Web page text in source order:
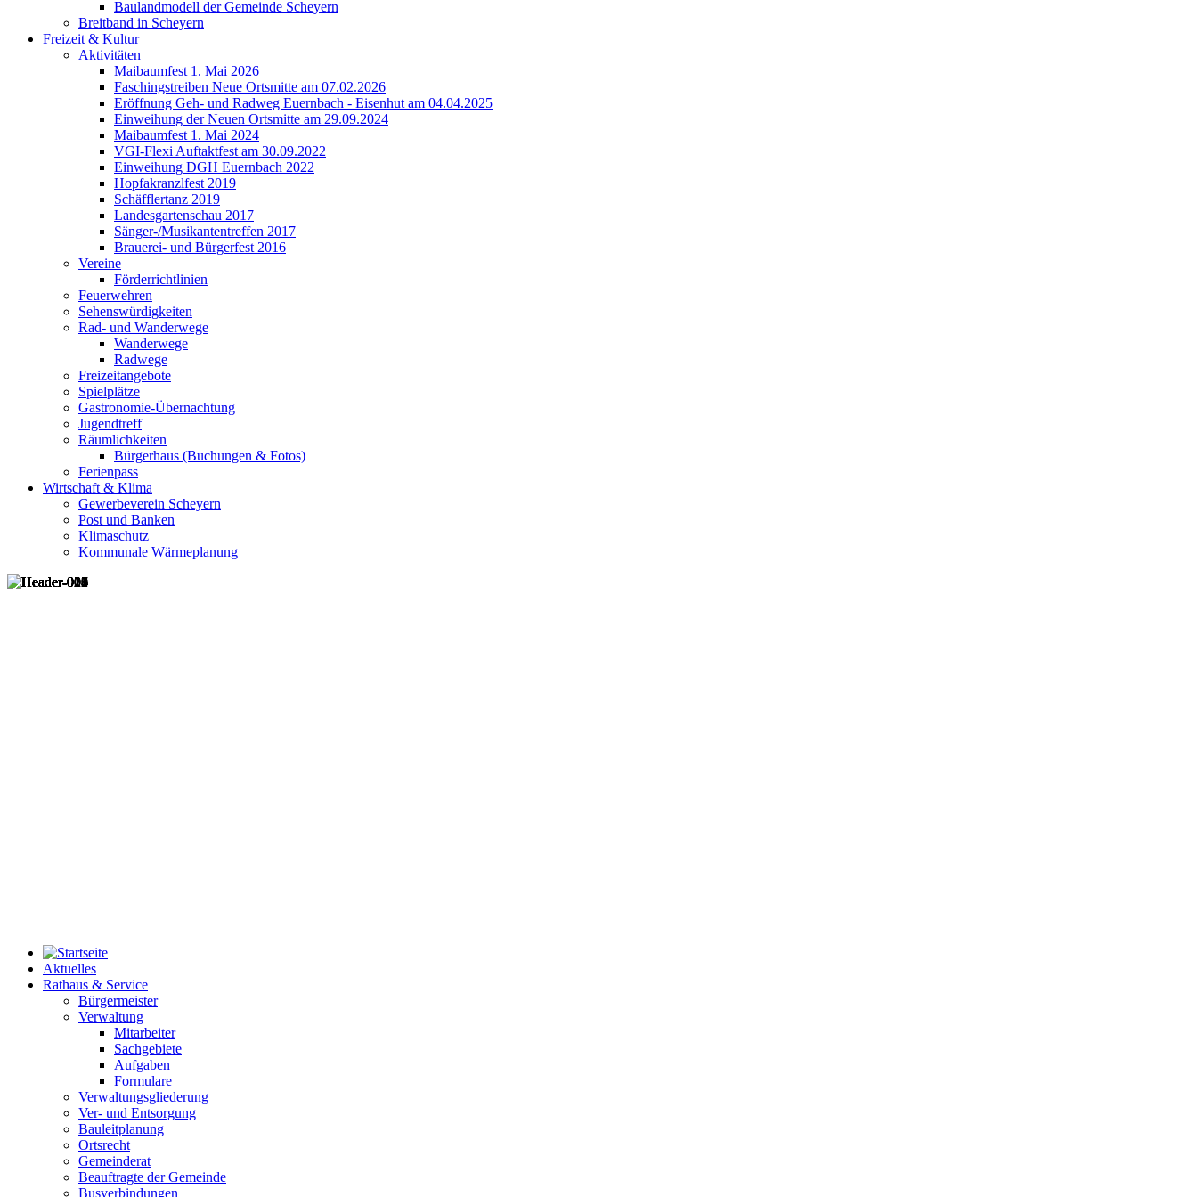
Baulandmodell der Gemeinde Scheyern
Breitband in Scheyern
Freizeit & Kultur
Aktivitäten
Maibaumfest 1. Mai 2026
Faschingstreiben Neue Ortsmitte am 07.02.2026
Eröffnung Geh- und Radweg Euernbach - Eisenhut am 04.04.2025
Einweihung der Neuen Ortsmitte am 29.09.2024
Maibaumfest 1. Mai 2024
VGI-Flexi Auftaktfest am 30.09.2022
Einweihung DGH Euernbach 2022
Hopfakranzlfest 2019
Schäfflertanz 2019
Landesgartenschau 2017
Sänger-/Musikantentreffen 2017
Brauerei- und Bürgerfest 2016
Vereine
Förderrichtlinien
Feuerwehren
Sehenswürdigkeiten
Rad- und Wanderwege
Wanderwege
Radwege
Freizeitangebote
Spielplätze
Gastronomie-Übernachtung
Jugendtreff
Räumlichkeiten
Bürgerhaus (Buchungen & Fotos)
Ferienpass
Wirtschaft & Klima
Gewerbeverein Scheyern
Post und Banken
Klimaschutz
Kommunale Wärmeplanung
Aktuelles
Rathaus & Service
Bürgermeister
Verwaltung
Mitarbeiter
Sachgebiete
Aufgaben
Formulare
Verwaltungsgliederung
Ver- und Entsorgung
Bauleitplanung
Ortsrecht
Gemeinderat
Beauftragte der Gemeinde
Busverbindungen